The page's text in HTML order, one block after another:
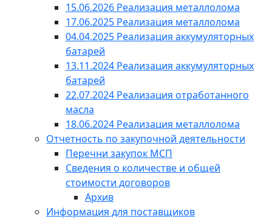
15.06.2026 Реализация металлолома
17.06.2025 Реализация металлолома
04.04.2025 Реализация аккумуляторных
батарей
13.11.2024 Реализация аккумуляторных
батарей
22.07.2024 Реализация отработанного
масла
18.06.2024 Реализация металлолома
Отчетность по закупочной деятельности
Перечни закупок МСП
Сведения о количестве и общей
стоимости договоров
Архив
Информация для поставщиков